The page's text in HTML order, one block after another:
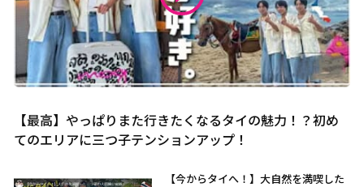
【最高】やっぱりまた行きたくなるタイの魅力！？初め
てのエリアに三つ子テンションアップ！
【今からタイへ！】大自然を満喫した